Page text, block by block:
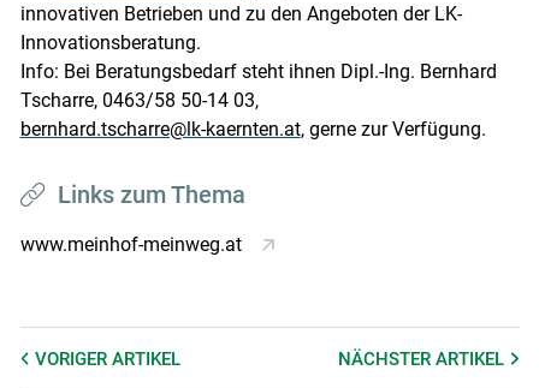
innovativen Betrieben und zu den Angeboten der LK-
Innovationsberatung.
Info: Bei Beratungsbedarf steht ihnen Dipl.-Ing. Bernhard
Tscharre, 0463/​58 50-14 03,
bernhard.tscharre@lk-kaernten.at, gerne zur Verfügung.
Links zum Thema
www.meinhof-meinweg.at
VORIGER ARTIKEL NÄCHSTERARTIKEL